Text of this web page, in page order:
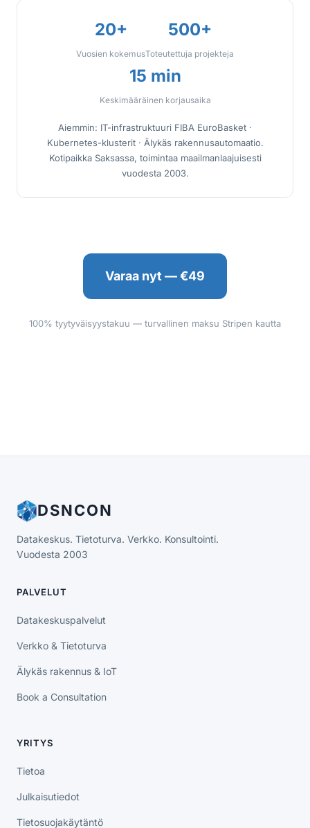
20+
Vuosien kokemus
500+
Toteutettuja projekteja
15 min
Keskimääräinen korjausaika
Aiemmin: IT-infrastruktuuri FIBA EuroBasket ·
Kubernetes-klusterit · Älykäs rakennusautomaatio.
Kotipaikka Saksassa, toimintaa maailmanlaajuisesti
vuodesta 2003.
Varaa nyt — €49
100% tyytyväisyystakuu — turvallinen maksu Stripen kautta
DSNCON
Datakeskus. Tietoturva. Verkko. Konsultointi.
Vuodesta 2003
PALVELUT
Datakeskuspalvelut
Verkko & Tietoturva
Älykäs rakennus & IoT
Book a Consultation
YRITYS
Tietoa
Julkaisutiedot
Tietosuojakäytäntö